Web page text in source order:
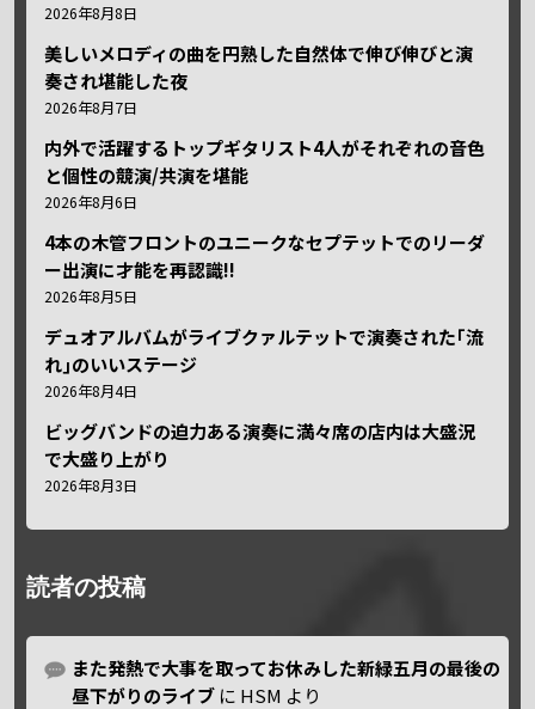
2026年8月8日
美しいメロディの曲を円熟した自然体で伸び伸びと演
奏され堪能した夜
2026年8月7日
内外で活躍するトップギタリスト4人がそれぞれの音色
と個性の競演/共演を堪能
2026年8月6日
4本の木管フロントのユニークなセプテットでのリーダ
ー出演に才能を再認識!!
2026年8月5日
デュオアルバムがライブクァルテットで演奏された｢流
れ｣のいいステージ
2026年8月4日
ビッグバンドの迫力ある演奏に満々席の店内は大盛況
で大盛り上がり
2026年8月3日
読者の投稿
また発熱で大事を取ってお休みした新緑五月の最後の
昼下がりのライブ に HSM より